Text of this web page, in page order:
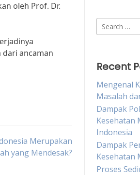
oleh Prof. Dr.
ancaman
Merupakan
yang Mendesak?
Search
for:
Recent
Mengenal
Masalah
Dampak
Kesehatan
Indonesia
Dampak
Kesehatan
Proses